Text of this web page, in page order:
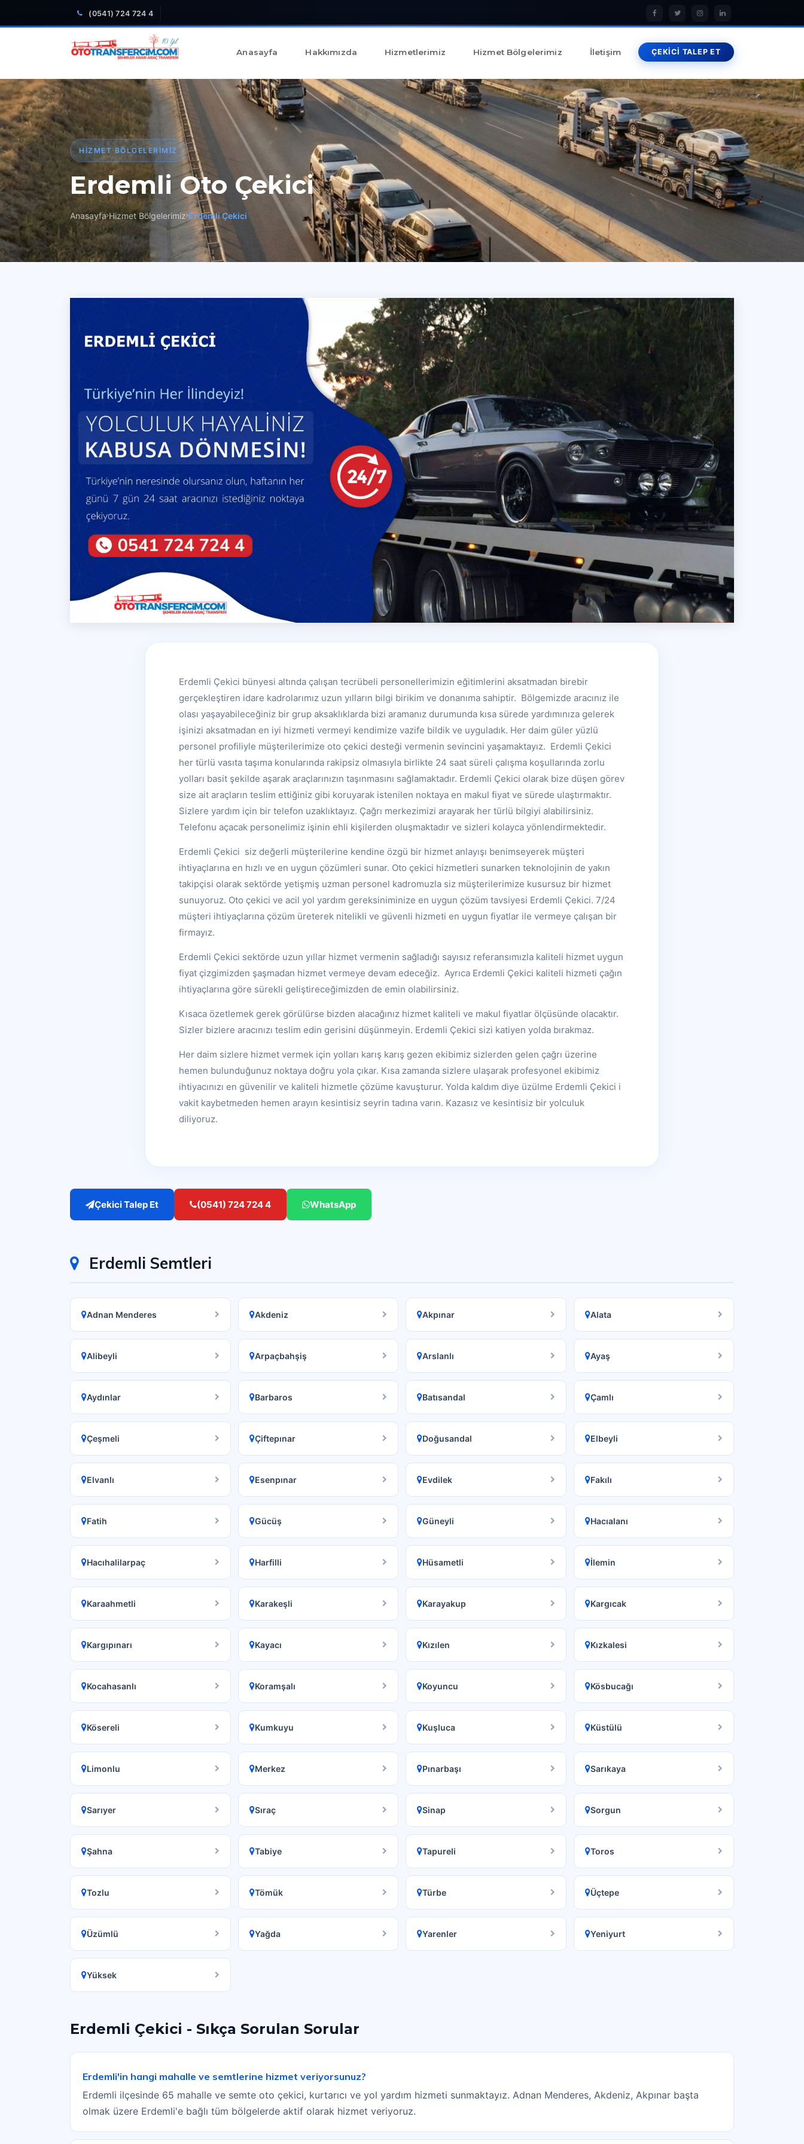
(0541) 724 724 4
Anasayfa Hakkımızda Hizmetlerimiz Hizmet Bölgelerimiz İletişim ÇEKİCİ TALEP ET
HIZMET BÖLGELERIMIZ
Erdemli Oto Çekici
Anasayfa Hizmet Bölgelerimiz Erdemli Çekici
Erdemli Çekici bünyesi altında çalışan tecrübeli personellerimizin eğitimlerini aksatmadan birebir
gerçekleştiren idare kadrolarımız uzun yılların bilgi birikim ve donanıma sahiptir. Bölgemizde aracınız ile
olası yaşayabileceğiniz bir grup aksaklıklarda bizi aramanız durumunda kısa sürede yardımınıza gelerek
işinizi aksatmadan en iyi hizmeti vermeyi kendimize vazife bildik ve uyguladık. Her daim güler yüzlü
personel profiliyle müşterilerimize oto çekici desteği vermenin sevincini yaşamaktayız. Erdemli Çekici
her türlü vasıta taşıma konularında rakipsiz olmasıyla birlikte 24 saat süreli çalışma koşullarında zorlu
yolları basit şekilde aşarak araçlarınızın taşınmasını sağlamaktadır. Erdemli Çekici olarak bize düşen görev
size ait araçların teslim ettiğiniz gibi koruyarak istenilen noktaya en makul fiyat ve sürede ulaştırmaktır.
Sizlere yardım için bir telefon uzaklıktayız. Çağrı merkezimizi arayarak her türlü bilgiyi alabilirsiniz.
Telefonu açacak personelimiz işinin ehli kişilerden oluşmaktadır ve sizleri kolayca yönlendirmektedir.
Erdemli Çekici siz değerli müşterilerine kendine özgü bir hizmet anlayışı benimseyerek müşteri
ihtiyaçlarına en hızlı ve en uygun çözümleri sunar. Oto çekici hizmetleri sunarken teknolojinin de yakın
takipçisi olarak sektörde yetişmiş uzman personel kadromuzla siz müşterilerimize kusursuz bir hizmet
sunuyoruz. Oto çekici ve acil yol yardım gereksiniminize en uygun çözüm tavsiyesi Erdemli Çekici. 7/24
müşteri ihtiyaçlarına çözüm üreterek nitelikli ve güvenli hizmeti en uygun fiyatlar ile vermeye çalışan bir
firmayız.
Erdemli Çekici sektörde uzun yıllar hizmet vermenin sağladığı sayısız referansımızla kaliteli hizmet uygun
fiyat çizgimizden şaşmadan hizmet vermeye devam edeceğiz. Ayrıca Erdemli Çekici kaliteli hizmeti çağın
ihtiyaçlarına göre sürekli geliştireceğimizden de emin olabilirsiniz.
Kısaca özetlemek gerek görülürse bizden alacağınız hizmet kaliteli ve makul fiyatlar ölçüsünde olacaktır.
Sizler bizlere aracınızı teslim edin gerisini düşünmeyin. Erdemli Çekici sizi katiyen yolda bırakmaz.
Her daim sizlere hizmet vermek için yolları karış karış gezen ekibimiz sizlerden gelen çağrı üzerine
hemen bulunduğunuz noktaya doğru yola çıkar. Kısa zamanda sizlere ulaşarak profesyonel ekibimiz
ihtiyacınızı en güvenilir ve kaliteli hizmetle çözüme kavuşturur. Yolda kaldım diye üzülme Erdemli Çekici i
vakit kaybetmeden hemen arayın kesintisiz seyrin tadına varın. Kazasız ve kesintisiz bir yolculuk
diliyoruz.
Çekici Talep Et (0541) 724 724 4 WhatsApp
Erdemli Semtleri
Adnan Menderes Akdeniz Akpınar Alata
Alibeyli Arpaçbahşiş Arslanlı Ayaş
Aydınlar Barbaros Batısandal Çamlı
Çeşmeli Çiftepınar Doğusandal Elbeyli
Elvanlı Esenpınar Evdilek Fakılı
Fatih Gücüş Güneyli Hacıalanı
Hacıhalilarpaç Harfilli Hüsametli İlemin
Karaahmetli Karakeşli Karayakup Kargıcak
Kargıpınarı Kayacı Kızılen Kızkalesi
Kocahasanlı Koramşalı Koyuncu Kösbucağı
Kösereli Kumkuyu Kuşluca Küstülü
Limonlu Merkez Pınarbaşı Sarıkaya
Sarıyer Sıraç Sinap Sorgun
Şahna Tabiye Tapureli Toros
Tozlu Tömük Türbe Üçtepe
Üzümlü Yağda Yarenler Yeniyurt
Yüksek
Erdemli Çekici - Sıkça Sorulan Sorular
Erdemli'in hangi mahalle ve semtlerine hizmet veriyorsunuz?
Erdemli ilçesinde 65 mahalle ve semte oto çekici, kurtarıcı ve yol yardım hizmeti sunmaktayız. Adnan Menderes, Akdeniz, Akpınar başta
olmak üzere Erdemli'e bağlı tüm bölgelerde aktif olarak hizmet veriyoruz.